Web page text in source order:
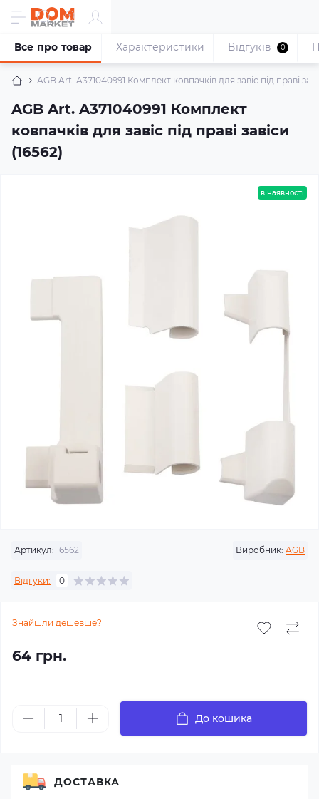
AGB Art. A371040991 Комплект ковпачків для завіс під праві
AGB Art. A371040991 Комплект
ковпачків для завіс під праві завіси
(16562)
Все про товар Характеристики Відгуків 0
в наявності
Артикул: 16562 Виробник: AGB
Відгуки: 0
Знайшли дешевше?
64 грн.
До кошика
ДОСТАВКА